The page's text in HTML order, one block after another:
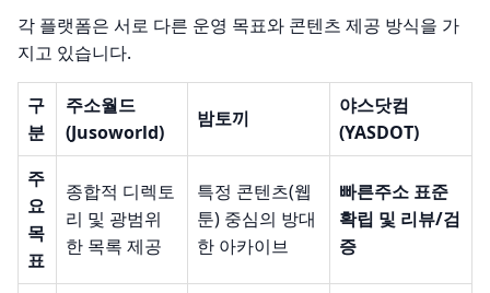
각 플랫폼은 서로 다른 운영 목표와 콘텐츠 제공 방식을 가
지고 있습니다.
구
분
주소월드
(Jusoworld)
밤토끼
야스닷컴
(YASDOT)
주
요
목
표
종합적 디렉토
리 및 광범위
한 목록 제공
특정 콘텐츠(웹
툰) 중심의 방대
한 아카이브
빠른주소 표준
확립 및 리뷰/검
증